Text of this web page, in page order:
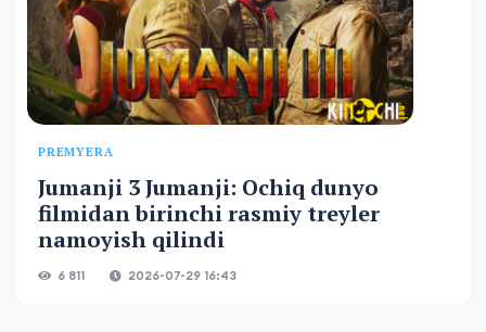
PREMYERA
Jumanji 3 Jumanji: Ochiq dunyo
filmidan birinchi rasmiy treyler
namoyish qilindi
6 811 2026-07-29 16:43